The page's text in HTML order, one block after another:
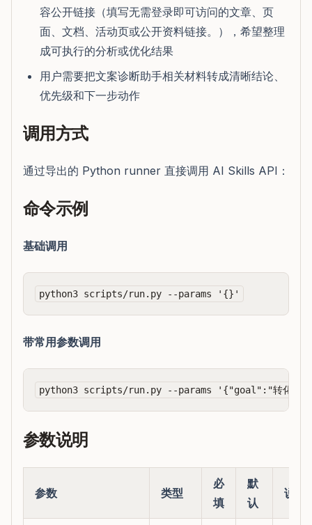
容公开链接（填写无需登录即可访问的文章、页
面、文档、活动页或公开资料链接。），希望整理
成可执行的分析或优化结果
用户需要把文案诊断助手相关材料转成清晰结论、
优先级和下一步动作
调用方式
通过导出的 Python runner 直接调用 AI Skills API：
命令示例
基础调用
带常用参数调用
参数说明
参数 类型
必
填
默
认
说明